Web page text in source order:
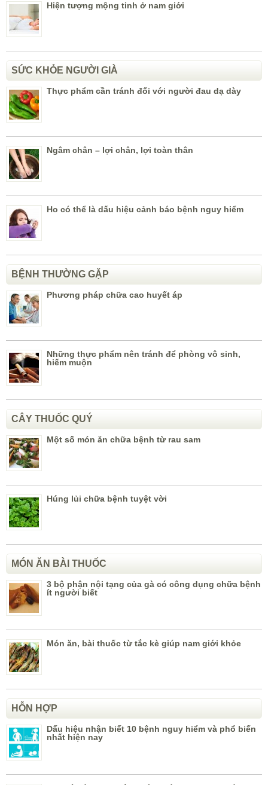
Hiện tượng mộng tinh ở nam giới
SỨC KHỎE NGƯỜI GIÀ
Thực phẩm cần tránh đối với người đau dạ dày
Ngâm chân – lợi chân, lợi toàn thân
Ho có thể là dấu hiệu cảnh báo bệnh nguy hiểm
BỆNH THƯỜNG GẶP
Phương pháp chữa cao huyết áp
Những thực phẩm nên tránh để phòng vô sinh,
hiếm muộn
CÂY THUỐC QUÝ
Một số món ăn chữa bệnh từ rau sam
Húng lủi chữa bệnh tuyệt vời
MÓN ĂN BÀI THUỐC
3 bộ phận nội tạng của gà có công dụng chữa bệnh
ít người biết
Món ăn, bài thuốc từ tắc kè giúp nam giới khỏe
HỖN HỢP
Dấu hiệu nhận biết 10 bệnh nguy hiểm và phổ biến
nhất hiện nay